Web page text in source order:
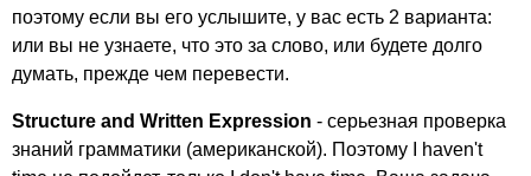
поэтому если вы его услышите, у вас есть 2 варианта:
или вы не узнаете, что это за слово, или будете долго
думать, прежде чем перевести.
Structure and Written Expression - серьезная проверка
знаний грамматики (американской). Поэтому
haven't